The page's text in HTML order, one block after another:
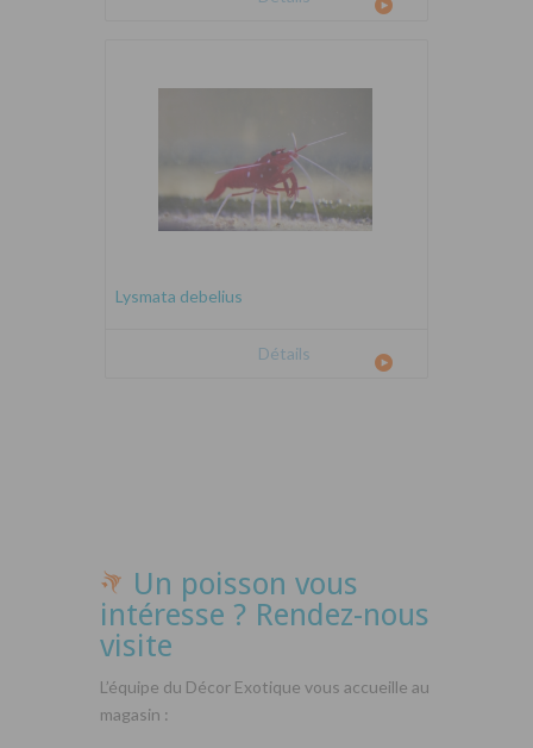
Lysmata debelius
Détails
Un poisson vous
intéresse ? Rendez-nous
visite
L’équipe du Décor Exotique vous accueille au
magasin :